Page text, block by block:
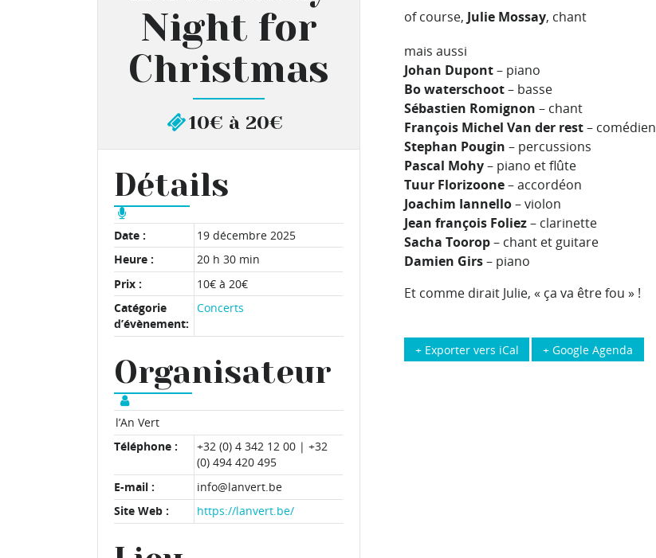
Night for
Christmas
10€ à 20€
Détails
Date :
19 décembre 2025
Heure :
20 h 30 min
Prix :
10€ à 20€
Catégorie
d’évènement:
Concerts
Organisateur
l’An Vert
Téléphone :
+32 (0) 4 342 12 00 | +32
(0) 494 420 495
E-mail :
info@lanvert.be
Site Web :
https://lanvert.be/
of course, Julie Mossay, chant
mais aussi
Johan Dupont– piano
Bo waterschoot– basse
Sébastien Romignon – chant
François Michel Van der rest– comédien
Stephan Pougin – percussions
Pascal Mohy– piano et flûte
Tuur Florizoone– accordéon
Joachim Iannello– violon
Jean françois Foliez– clarinette
Sacha Toorop– chant et guitare
Damien Girs– piano
Et comme dirait Julie, « ça va être fou » !
+ Google Agenda
+ Exporter vers iCal